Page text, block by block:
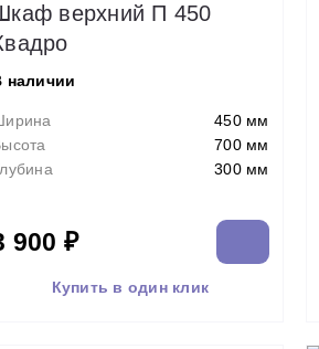
верхний П 450
наличии
450 мм
700 мм
300 мм
900 ₽
Купить в один клик